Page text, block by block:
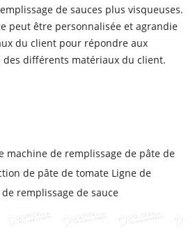
de sauces plus visqueuses.
peut être personnalisée et agrandie
du client pour répondre aux
des différents matériaux du client.
machine de remplissage de pâte de
de pâte de tomate Ligne de
remplissage de sauce